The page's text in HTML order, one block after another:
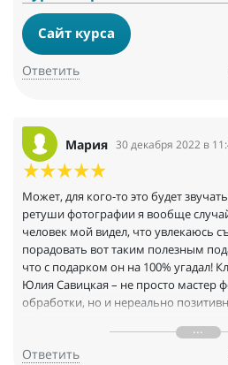
Сайт курса
Ответить
Мария 30 декабря 2022 в
Может, для кого-то это будет
ретуши фотографии я вообще
человек мой видел, что увлекаюсь
порадовать вот таким полезным
что с подарком он на 100% угадал!
Юлия Савицкая – не просто мастер
обработки, но и нереально
есть и практика, причем на
ограничено, это реально помогает
Ответить